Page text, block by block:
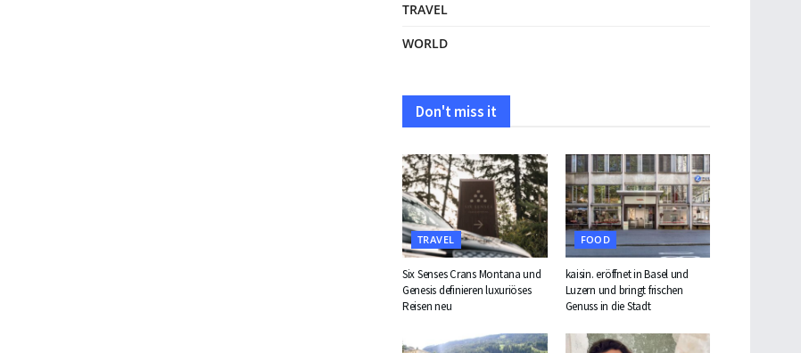
TRAVEL
WORLD
Don't miss it
TRAVEL
Six Senses Crans Montana und
Genesis definieren luxuriöses
Reisen neu
FOOD
kaisin. eröffnet in Basel und
Luzern und bringt frischen
Genuss in die Stadt